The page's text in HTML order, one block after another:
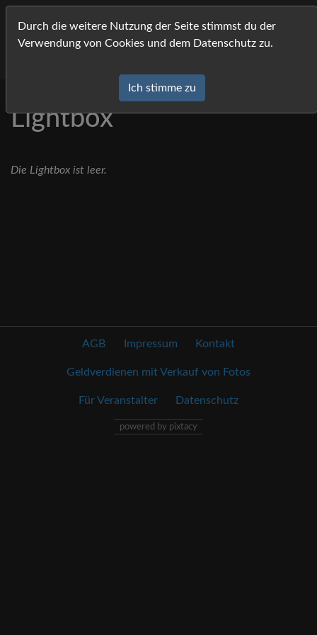
MeMa Bildagentur Pressfoto- und
Lightbox
Die Lightbox ist leer.
Durch die weitere Nutzung der Seite stimmst du der
Verwendung von Cookies und dem Datenschutz zu.
Ich stimme zu
AGB Impressum Kontakt
Geldverdienen mit Verkauf von Fotos
Für Veranstalter Datenschutz
powered by pixtacy